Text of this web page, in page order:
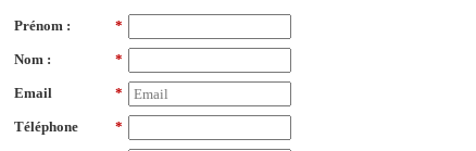
*
Prénom :
*
Nom :
*
Email
*
Téléphone